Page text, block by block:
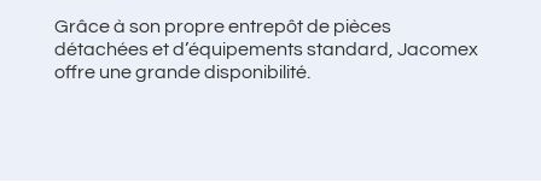
Grâce à son propre entrepôt de pièces
détachées et d’équipements standard, Jacomex
offre une grande disponibilité.